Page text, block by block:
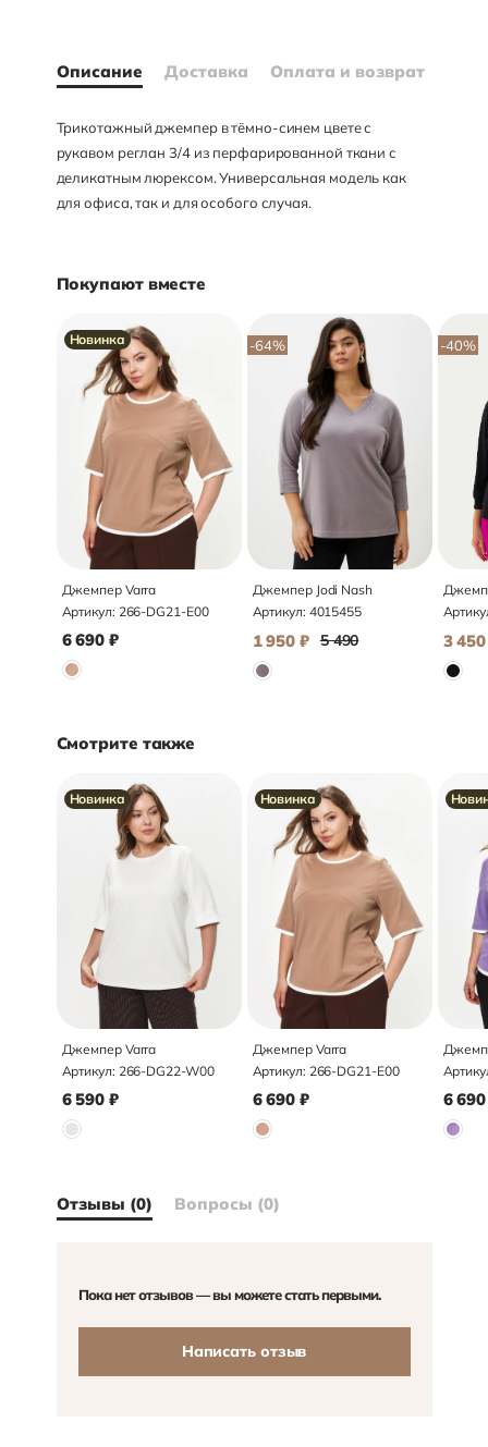
Описание Доставка Оплата и возврат
Трикотажный джемпер в тёмно-синем цвете с
рукавом реглан 3/4 из перфарированной ткани с
деликатным люрексом. Универсальная модель как
для офиса, так и для особого случая.
Покупают вместе
Новинка
Джемпер Varra
Артикул: 266-DG21-E00
6 690 ₽
-64%
Джемпер Jodi Nash
Артикул: 4015455
1 950 ₽ 5 490
-40%
3 450
Смотрите также
Новинка
Джемпер Varra
Артикул: 266-DG22-W00
6 590 ₽
Новинка
Джемпер Varra
Артикул: 266-DG21-E00
6 690 ₽ 6 690
Отзывы (0) Вопросы (0)
Пока нет отзывов — вы можете стать первыми.
Написать отзыв